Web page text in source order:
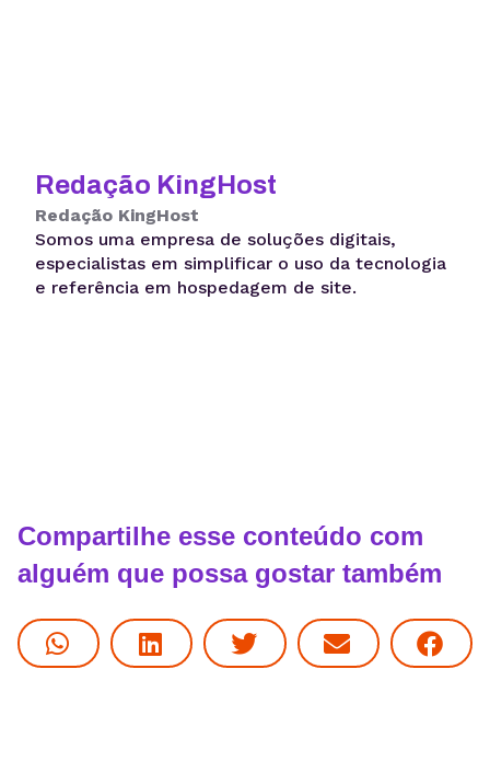
Redação KingHost
Redação KingHost
Somos uma empresa de soluções digitais,
especialistas em simplificar o uso da tecnologia
e referência em hospedagem de site.
Compartilhe esse conteúdo com
alguém que possa gostar também